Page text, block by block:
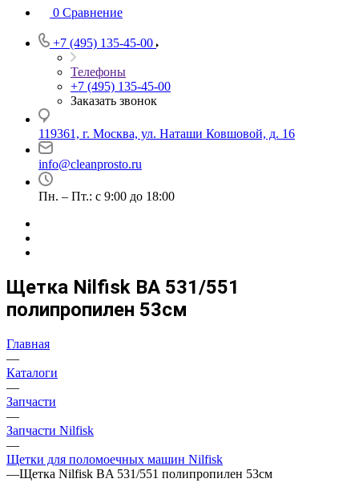
0 Сравнение
+7 (495) 135-45-00
Телефоны
+7 (495) 135-45-00
Заказать звонок
119361, г. Москва, ул. Наташи Ковшовой, д. 16
info@cleanprosto.ru
Пн. – Пт.: с 9:00 до 18:00
Щетка Nilfisk BA 531/551
полипропилен 53см
Главная
—
Каталоги
—
Запчасти
—
Запчасти Nilfisk
—
Щетки для поломоечных машин Nilfisk
—Щетка Nilfisk BA 531/551 полипропилен 53см